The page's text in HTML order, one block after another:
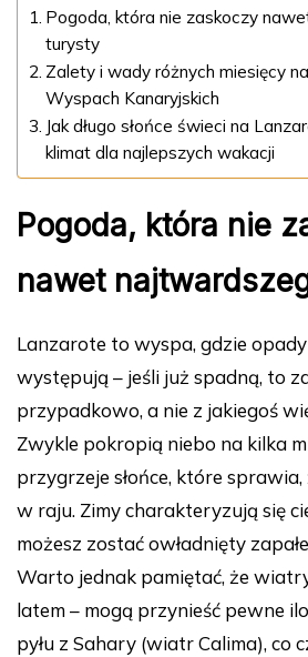
Pogoda, która nie zaskoczy
turysty
Zalety i wady różnych miesięcy
Wyspach Kanaryjskich
Jak długo słońce świeci na
klimat dla najlepszych wakacji
Pogoda, która nie
nawet
Lanzarote to wyspa, gdzie
występują – jeśli już spadną, to
przypadkowo, a nie z jakiegoś
Zwykle pokropią niebo na kilka
przygrzeje słońce, które
w raju. Zimy charakteryzują się
możesz zostać owładnięty
Warto jednak pamiętać, że
latem – mogą przynieść pewne
pyłu z Sahary (wiatr Calima), co